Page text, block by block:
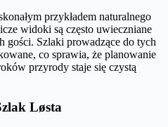
przykładem naturalnego
widoki są często uwieczniane
gości. Szlaki prowadzące do tych
co sprawia, że planowanie
przyrody staje się czystą
Løsta